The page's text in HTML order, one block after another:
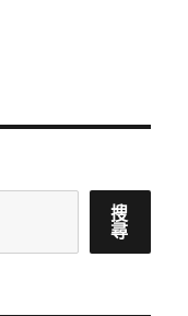
搜
尋